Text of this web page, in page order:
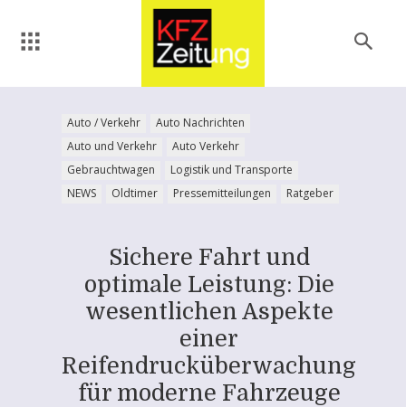
Auto / Verkehr
Auto Nachrichten
Auto und Verkehr
Auto Verkehr
Gebrauchtwagen
Logistik und Transporte
NEWS
Oldtimer Pressemitteilungen Ratgeber
Sichere Fahrt und
optimale Leistung: Die
wesentlichen Aspekte
einer
Reifendrucküberwachung
für moderne Fahrzeuge